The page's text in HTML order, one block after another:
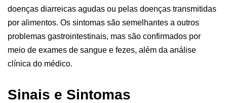
doenças diarreicas agudas ou pelas doenças transmitidas
por alimentos. Os sintomas são semelhantes a outros
problemas gastrointestinais, mas são confirmados por
meio de exames de sangue e fezes, além da análise
clínica do médico.
Sinais e Sintomas